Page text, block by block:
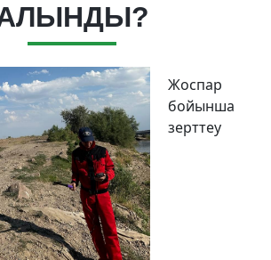
Жоспар
бойынша
зерттеу